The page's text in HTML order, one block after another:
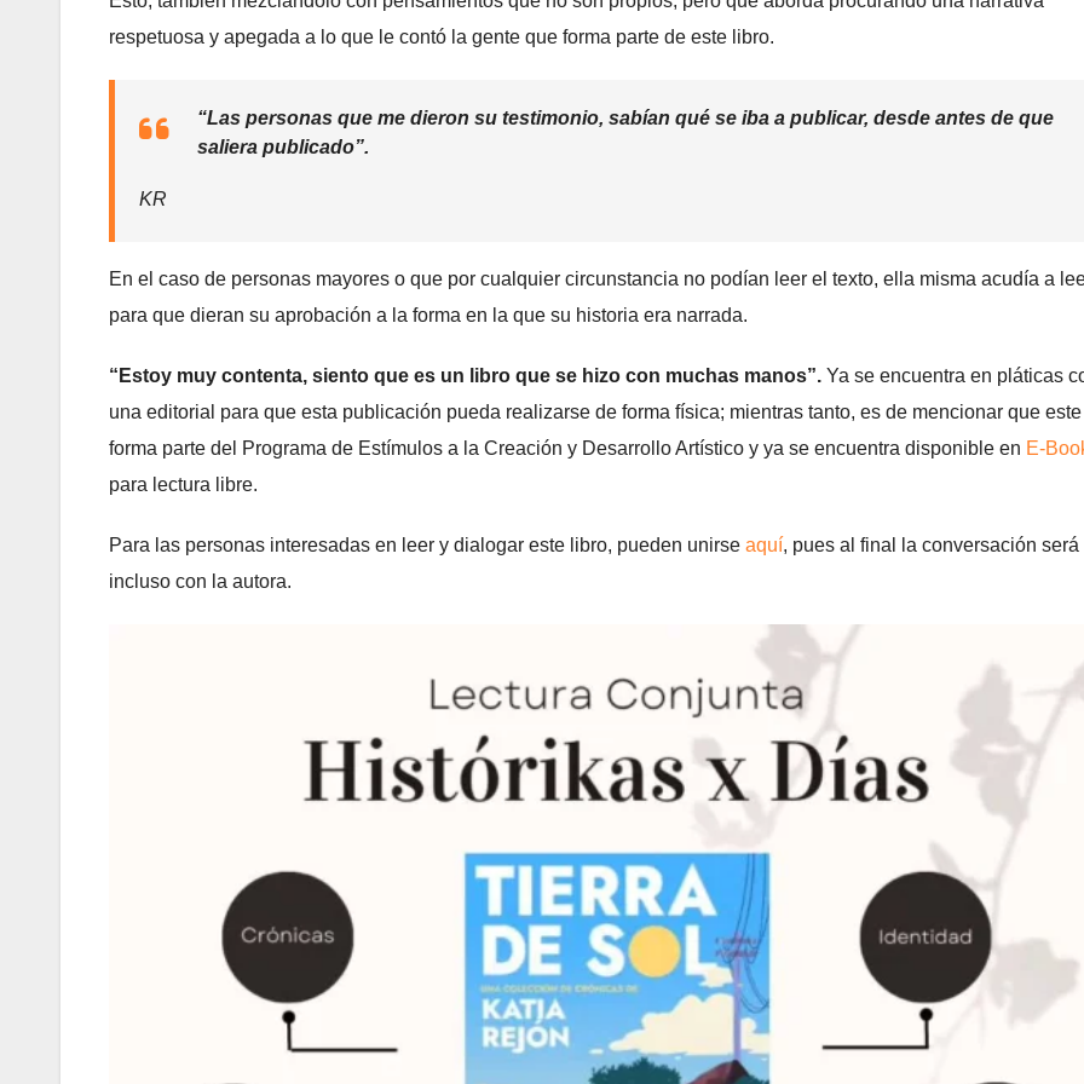
respetuosa y apegada a lo que le contó la gente que forma parte de este libro.
“Las personas que me dieron su testimonio, sabían qué se iba a publicar, desde antes de que
saliera publicado”.
KR
En el caso de personas mayores o que por cualquier circunstancia no podían leer el texto, ella misma acudía a
para que dieran su aprobación a la forma en la que su historia era narrada.
“Estoy muy contenta, siento que es un libro que se hizo con muchas manos”. Ya se encuentra en pláticas
una editorial para que esta publicación pueda realizarse de forma física; mientras tanto, es de mencionar que
forma parte del Programa de Estímulos a la Creación y Desarrollo Artístico y ya se encuentra disponible en E-
para lectura libre.
Para las personas interesadas en leer y dialogar este libro, pueden unirse aquí, pues al final la conversación será
incluso con la autora.